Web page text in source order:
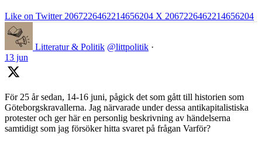
Like on Twitter 2067226462214656204 X 2067226462214656204
Litteratur & Politik @littpolitik ·
13 jun
För 25 år sedan, 14-16 juni, pågick det som gått till historien som
Göteborgskravallerna. Jag närvarade under dessa antikapitalistiska
protester och ger här en personlig beskrivning av händelserna
samtidigt som jag försöker hitta svaret på frågan Varför?